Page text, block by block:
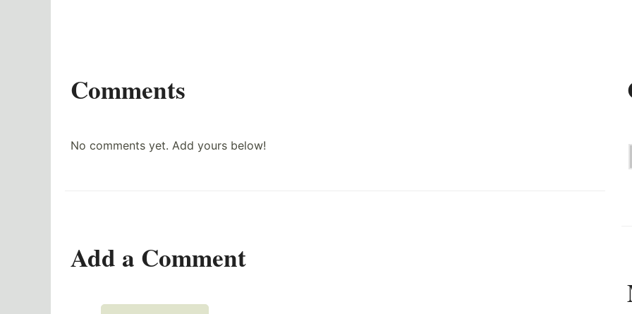
Comments
No comments yet. Add yours below!
Add a Comment